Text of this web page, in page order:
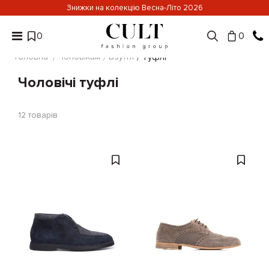
Знижки на колекцію Весна-Літо 2026
0 0
Головна Чоловікам Взуття Туфлі
Чоловічі туфлі
12 товарів